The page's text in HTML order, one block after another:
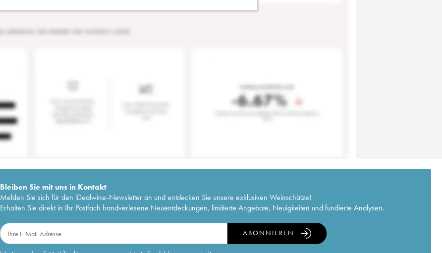
Bleiben Sie mit uns in Kontakt
Melden Sie sich für den iDealwine-Newsletter an und entdecken Sie unsere exklusiven Weinschätze!
Erhalten Sie direkt in Ihr Postfach handverlesene Neuentdeckungen, limitierte Angebote, Neuigkeiten und fundierte Analysen.
ABONNIEREN